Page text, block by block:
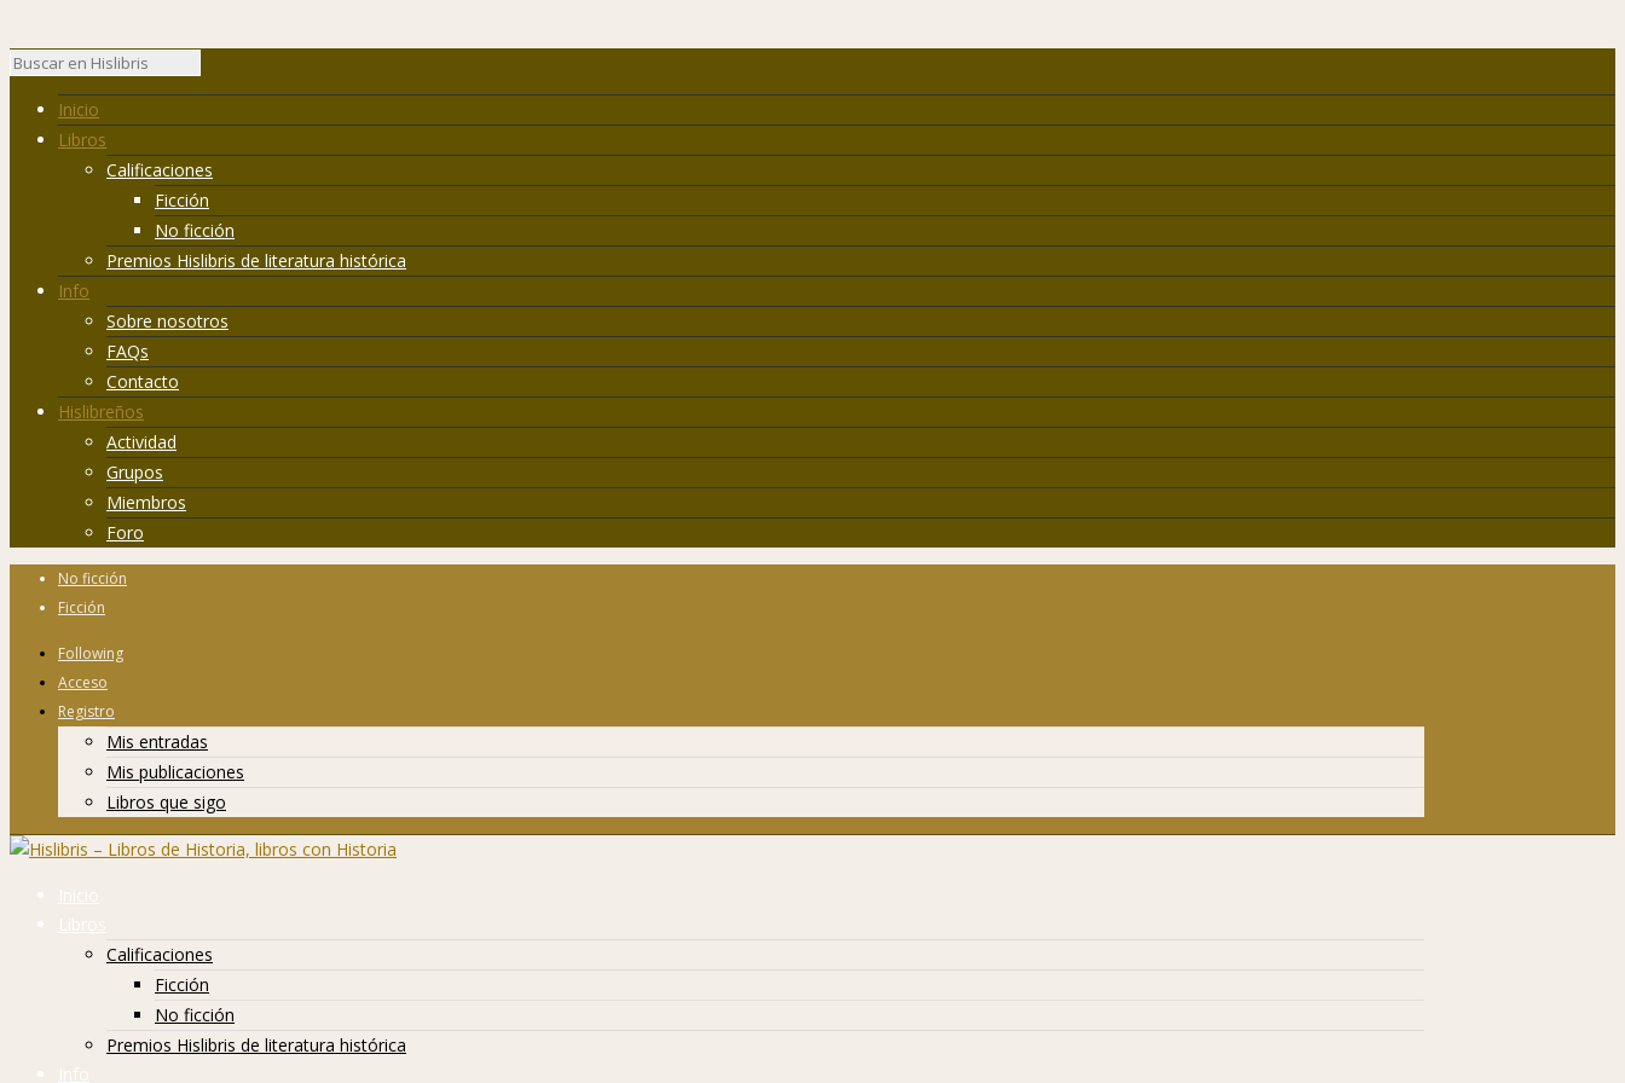
Inicio
Libros
Calificaciones
Ficción
No ficción
Premios Hislibris de literatura histórica
Info
Sobre nosotros
FAQs
Contacto
Hislibreños
Actividad
Grupos
Miembros
Foro
No ficción
Ficción
Following
Acceso
Registro
Mis entradas
Mis publicaciones
Libros que sigo
Inicio
Libros
Calificaciones
Ficción
No ficción
Premios Hislibris de literatura histórica
Info